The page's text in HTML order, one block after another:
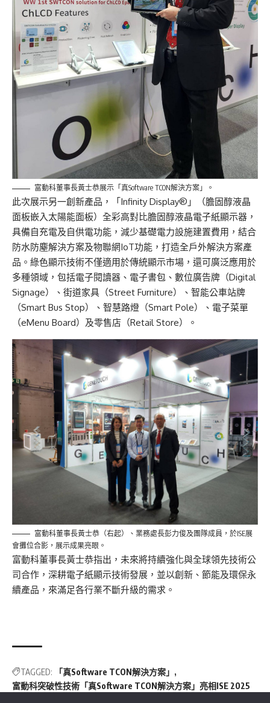
富動科董事長黃士恭展示「真Software TCON解決方案」。
此次展示另一創新產品，「Infinity Display®」（膽固醇液晶
面板嵌入太陽能面板）全彩高對比膽固醇液晶電子紙顯示器，
具備自充電及自供電功能，減少基礎電力設施建置費用，結合
防水防塵解決方案及物聯網IoT功能，打造全戶外解決方案產
品。綠色顯示技術不僅適用於傳統顯示市場，還可廣泛應用於
多種領域，包括電子閱讀器、電子書包、數位廣告牌（Digital
Signage）、街道家具（Street Furniture）、智能公車站牌
（Smart Bus Stop）、智慧路燈（Smart Pole）、電子菜單
（eMenu Board）及零售店（Retail Store）。
富動科董事長黃士恭（右起）、業務處長彭力俊及團隊成員，於ISE展
會攤位合影，展示成果亮眼。
富動科董事長黃士恭指出，未來將持續強化與全球領先技術公
司合作，深耕電子紙顯示技術發展，並以創新、節能及環保永
續產品，來滿足各行業不斷升級的需求。
TAGGED:
「真Software TCON解決方案」
富動科突破性技術「真Software TCON解決方案」亮相ISE 2025